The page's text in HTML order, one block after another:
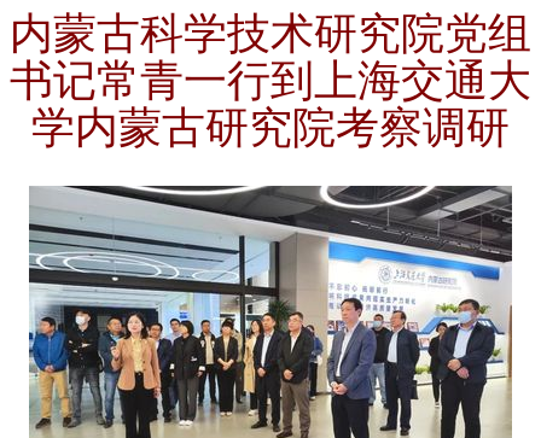
内蒙古科学技术研究院党组
书记常青一行到上海交通大
学内蒙古研究院考察调研